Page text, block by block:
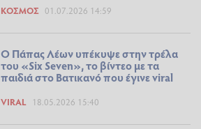
ΚΌΣΜΟΣ 01.07.2026 14:59
O Πάπας Λέων υπέκυψε στην τρέλα
του «Six Seven», το βίντεο με τα
παιδιά στο Βατικανό που έγινε viral
VIRAL 18.05.2026 15:40